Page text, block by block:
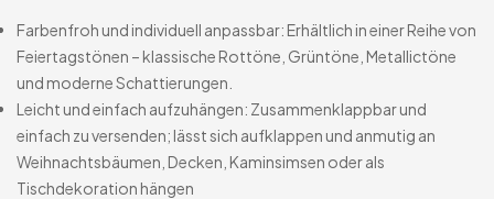
Farbenfroh und individuell anpassbar: Erhältlich in einer Reihe von
Feiertagstönen – klassische Rottöne, Grüntöne, Metallictöne
und moderne Schattierungen.
Leicht und einfach aufzuhängen: Zusammenklappbar und
einfach zu versenden; lässt sich aufklappen und anmutig an
Weihnachtsbäumen, Decken, Kaminsimsen oder als
Tischdekoration hängen